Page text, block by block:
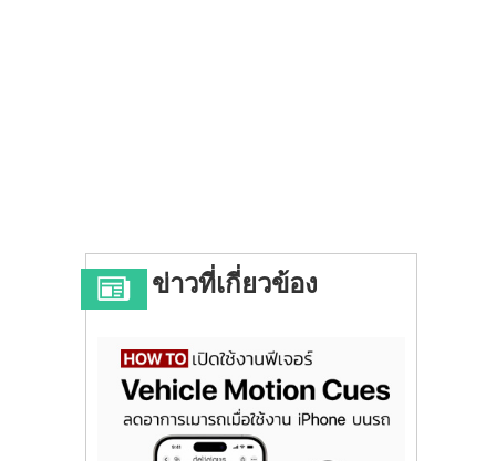
ข่าวที่เกี่ยวข้อง